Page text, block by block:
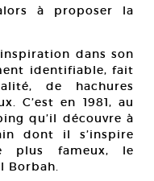
à proposer la
dans son
identifiable, fait
de hachures
C’est en 1981, au
qu’il découvre à
dont il s’inspire
plus fameux, le
Borbah.